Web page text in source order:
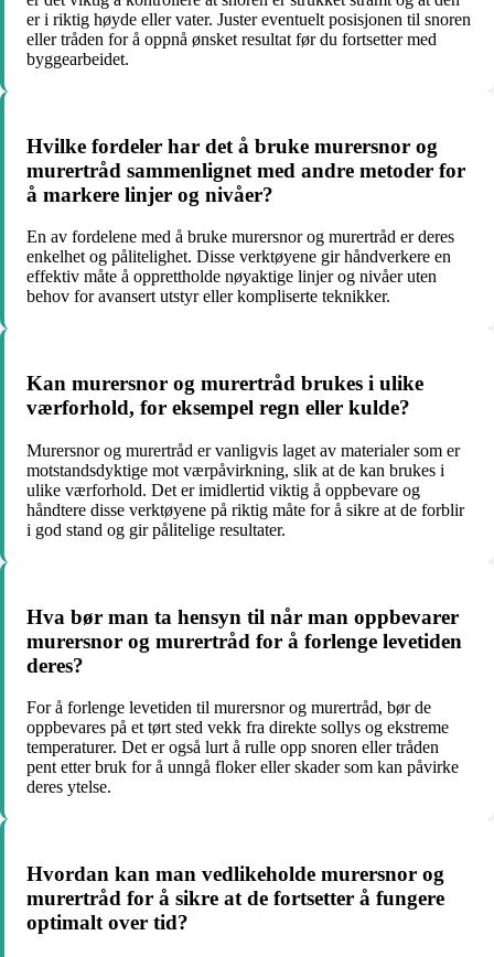
er i riktig høyde eller vater. Juster eventuelt posisjonen til snoren
eller tråden for å oppnå ønsket resultat før du fortsetter med
byggearbeidet.
Hvilke fordeler har det å bruke murersnor og
murertråd sammenlignet med andre metoder for
å markere linjer og nivåer?
En av fordelene med å bruke murersnor og murertråd er deres
enkelhet og pålitelighet. Disse verktøyene gir håndverkere en
effektiv måte å opprettholde nøyaktige linjer og nivåer uten
behov for avansert utstyr eller kompliserte teknikker.
Kan murersnor og murertråd brukes i ulike
værforhold, for eksempel regn eller kulde?
Murersnor og murertråd er vanligvis laget av materialer som er
motstandsdyktige mot værpåvirkning, slik at de kan brukes i
ulike værforhold. Det er imidlertid viktig å oppbevare og
håndtere disse verktøyene på riktig måte for å sikre at de forblir
i god stand og gir pålitelige resultater.
Hva bør man ta hensyn til når man oppbevarer
murersnor og murertråd for å forlenge levetiden
deres?
For å forlenge levetiden til murersnor og murertråd, bør de
oppbevares på et tørt sted vekk fra direkte sollys og ekstreme
temperaturer. Det er også lurt å rulle opp snoren eller tråden
pent etter bruk for å unngå floker eller skader som kan påvirke
deres ytelse.
Hvordan kan man vedlikeholde murersnor og
murertråd for å sikre at de fortsetter å fungere
optimalt over tid?